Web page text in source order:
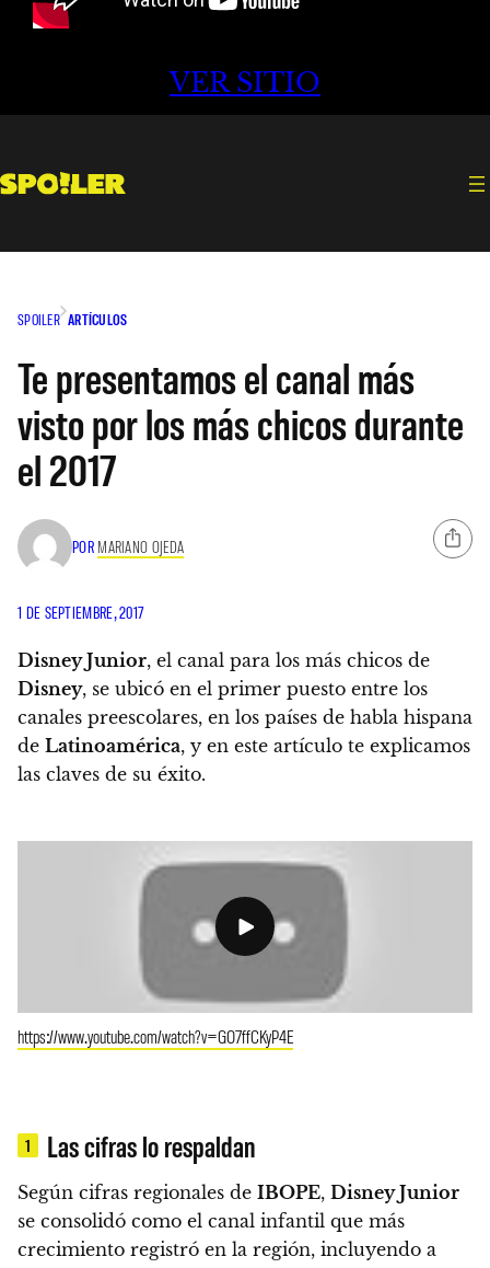
VER SITIO
SPOILER ARTÍCULOS
Te presentamos el canal más
visto por los más chicos durante
el 2017
POR MARIANO OJEDA
1 DE SEPTIEMBRE, 2017
Disney Junior, el canal para los más chicos de
Disney, se ubicó en el primer puesto entre los
canales preescolares, en los países de habla hispana
de Latinoamérica, y en este artículo te explicamos
las claves de su éxito.
https://www.youtube.com/watch?v=GO7ffCKyP4E
1 Las cifras lo respaldan
Según cifras regionales de IBOPE, Disney Junior
se consolidó como el canal infantil que más
crecimiento registró en la región, incluyendo a